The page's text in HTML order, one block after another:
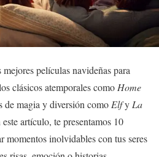
películas navideñas para
clásicos atemporales como Home
de magia y diversión como Elfy La
este artículo, te presentamos 10
momentos inolvidables con tus seres